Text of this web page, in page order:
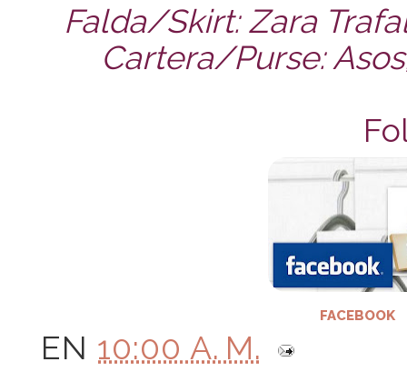
Falda/Skirt: Zara
Cartera/Purse:
FACEBOOK
EN 10:00 A. M.